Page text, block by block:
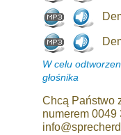
W celu
głośnika
Chcą Państwo
numerem 0049